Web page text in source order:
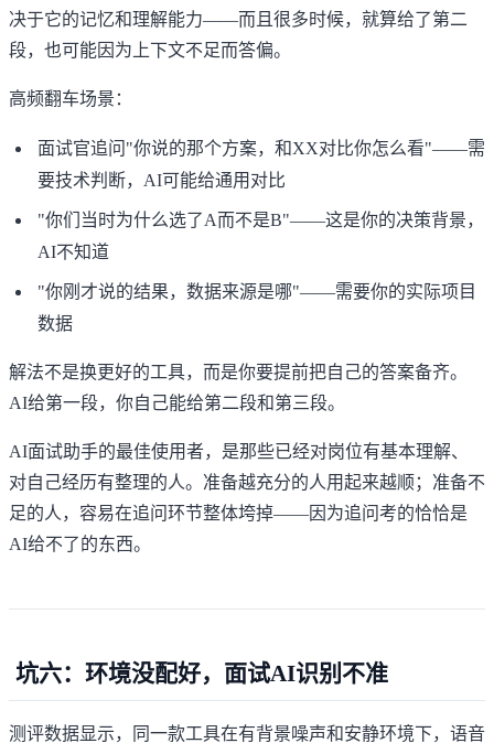
决于它的记忆和理解能力——而且很多时候，就算给了第二
段，也可能因为上下文不足而答偏。
高频翻车场景：
面试官追问"你说的那个方案，和XX对比你怎么看"——需
要技术判断，AI可能给通用对比
"你们当时为什么选了A而不是B"——这是你的决策背景，
AI不知道
"你刚才说的结果，数据来源是哪"——需要你的实际项目
数据
解法不是换更好的工具，而是你要提前把自己的答案备齐。
AI给第一段，你自己能给第二段和第三段。
AI面试助手的最佳使用者，是那些已经对岗位有基本理解、
对自己经历有整理的人。准备越充分的人用起来越顺；准备不
足的人，容易在追问环节整体垮掉——因为追问考的恰恰是
AI给不了的东西。
坑六：环境没配好，面试AI识别不准
测评数据显示，同一款工具在有背景噪声和安静环境下，语音